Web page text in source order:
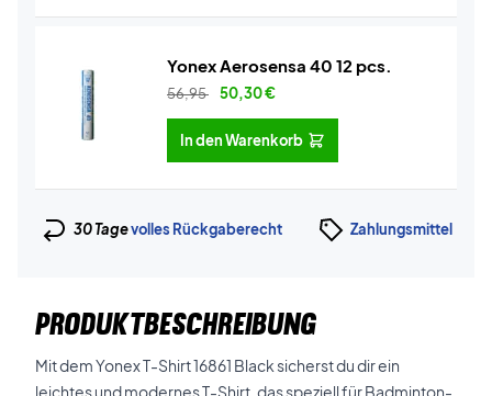
Yonex Aerosensa 40 12 pcs.
56,95 50,30€
In den Warenkorb
30 Tagevolles Rückgaberecht Zahlungsmittel
PRODUKTBESCHREIBUNG
Mit dem Yonex T-Shirt 16861 Black sicherst du dir ein
leichtes und modernes T-Shirt, das speziell für Badminton-